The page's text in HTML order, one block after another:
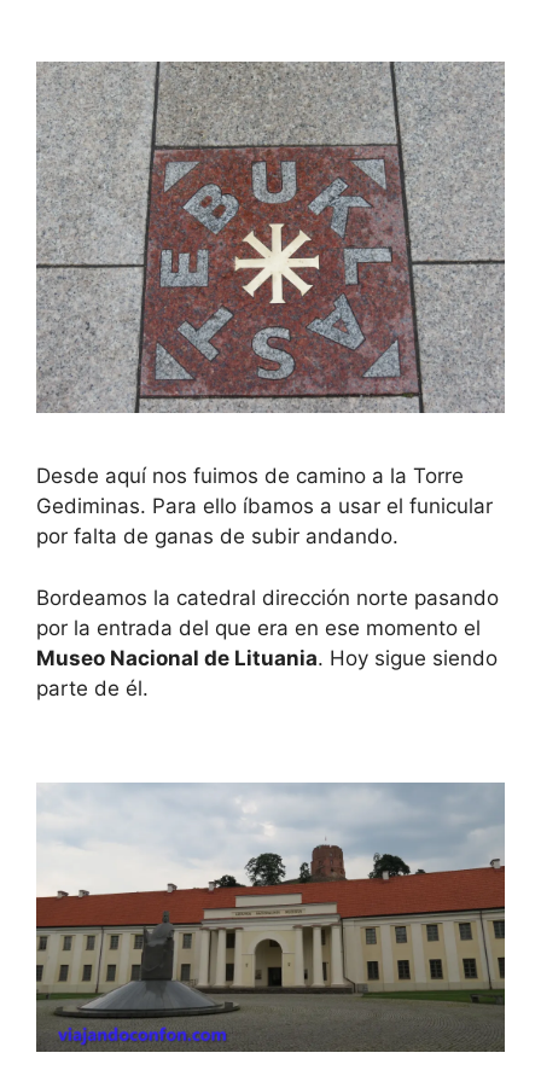
Desde aquí nos fuimos de camino a la Torre
Gediminas. Para ello íbamos a usar el funicular
por falta de ganas de subir andando.
Bordeamos la catedral dirección norte pasando
por la entrada del que era en ese momento el
Museo Nacional de Lituania. Hoy sigue siendo
parte de él.